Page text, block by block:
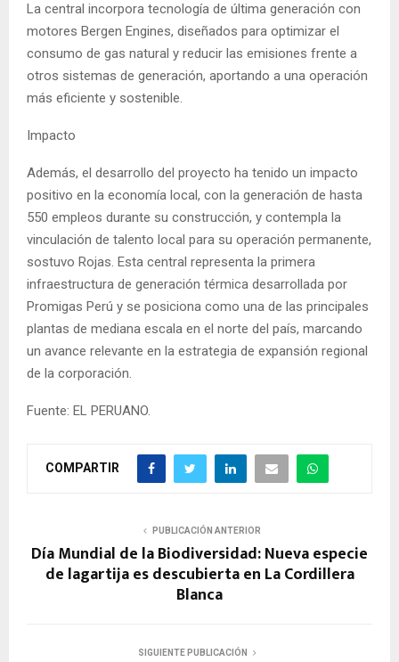
La central incorpora tecnología de última generación con
motores Bergen Engines, diseñados para optimizar el
consumo de gas natural y reducir las emisiones frente a
otros sistemas de generación, aportando a una operación
más eficiente y sostenible.
Impacto
Además, el desarrollo del proyecto ha tenido un impacto
positivo en la economía local, con la generación de hasta
550 empleos durante su construcción, y contempla la
vinculación de talento local para su operación permanente,
sostuvo Rojas. Esta central representa la primera
infraestructura de generación térmica desarrollada por
Promigas Perú y se posiciona como una de las principales
plantas de mediana escala en el norte del país, marcando
un avance relevante en la estrategia de expansión regional
de la corporación.
Fuente: EL PERUANO.
COMPARTIR
PUBLICACIÓN ANTERIOR
Día Mundial de la Biodiversidad: Nueva especie
de lagartija es descubierta en La Cordillera
Blanca
SIGUIENTE PUBLICACIÓN